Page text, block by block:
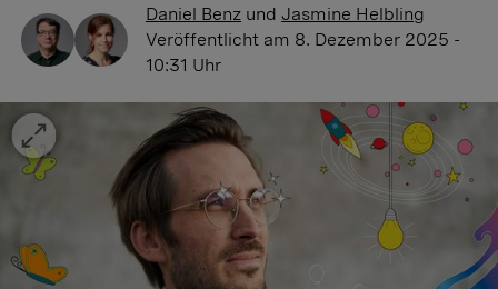
Daniel Benz und Jasmine Helbling
Veröffentlicht am 8. Dezember 2025 -
10:31 Uhr